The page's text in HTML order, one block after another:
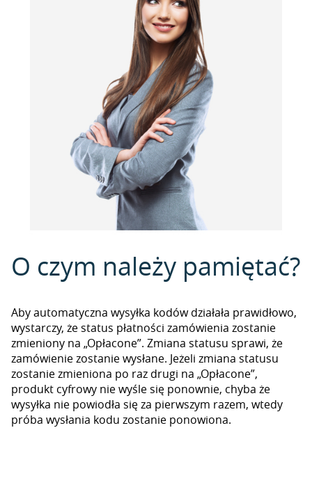
O czym należy pamiętać?
Aby automatyczna wysyłka kodów działała prawidłowo,
wystarczy, że status płatności zamówienia zostanie
zmieniony na „Opłacone”. Zmiana statusu sprawi, że
zamówienie zostanie wysłane. Jeżeli zmiana statusu
zostanie zmieniona po raz drugi na „Opłacone”,
produkt cyfrowy nie wyśle się ponownie, chyba że
wysyłka nie powiodła się za pierwszym razem, wtedy
próba wysłania kodu zostanie ponowiona.